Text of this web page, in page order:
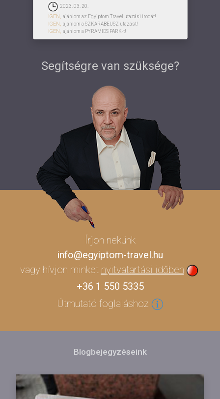
2023. 03. 20.
IGEN,
ajánlom az Egyiptom Travel utazási irodát!
IGEN,
ajánlom a SZKARABEUSZ utazást!
IGEN,
ajánlom a PYRAMIDS PARK-t!
Segítségre van szüksége?
Írjon nekünk
info@egyiptom-travel.hu
vagy hívjon minket nyitvatartási időben
+36 1 550 5335
Útmutató foglaláshoz
Blogbejegyzéseink